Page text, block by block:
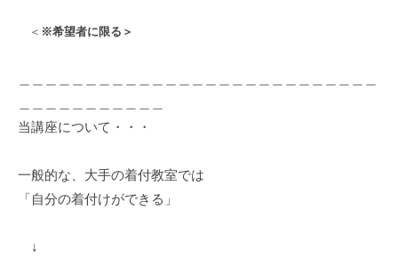
＜ ※希望者に限る＞
当講座について・・・
一般的な、大手の着付教室では
「自分の着付けができる」
↓